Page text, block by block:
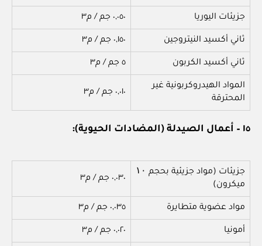
جزيئات اليوريا ٠,٠٥٠ جم / م٣
ثاني أكسيد النيتروجين ٠,١٥٠ جم / م٣
ثاني أكسيد الكربون ٥ جم / م٣
المواد الهيدروكربونية غير
المحترقة
٠,٠١٠ جم / م٣
١٥ – أعمال الصيدلة (المضادات الحيوية):
جزيئات (مواد جزيئية بحجم ۱۰
ميكرون)
٠,٠٣٠ جم / م٣
مواد عضوية متطايرة ٠,٠٣٥ جم / م٣
أمونيا ٠,٠٢٠ جم / م٣